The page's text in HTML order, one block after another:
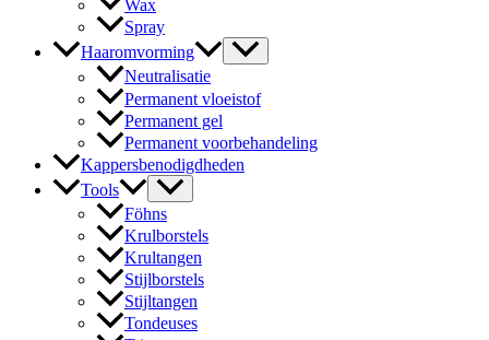
Wax
Spray
Haaromvorming
Neutralisatie
Permanent vloeistof
Permanent gel
Permanent voorbehandeling
Kappersbenodigdheden
Tools
Föhns
Krulborstels
Krultangen
Stijlborstels
Stijltangen
Tondeuses